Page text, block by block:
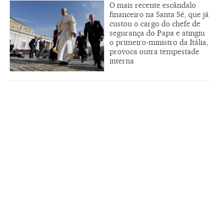
O mais recente escândalo
financeiro na Santa Sé, que já
custou o cargo do chefe de
segurança do Papa e atingiu
o primeiro-ministro da Itália,
provoca outra tempestade
interna